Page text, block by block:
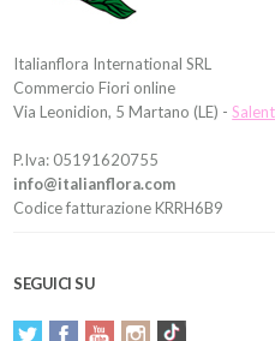
Italianflora International SRL
Commercio Fiori online
Via Leonidion, 5 Martano (LE) -
P.Iva: 05191620755
info@italianflora.com
Codice fatturazione KRRH6B9
SEGUICI SU